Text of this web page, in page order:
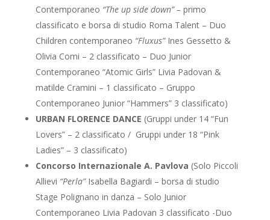
Contemporaneo “The up side down” – primo
classificato e borsa di studio Roma Talent – Duo
Children contemporaneo “Fluxus”Ines Gessetto &
Olivia Comi – 2 classificato – Duo Junior
Contemporaneo “Atomic Girls” Livia Padovan &
matilde Cramini – 1 classificato – Gruppo
Contemporaneo Junior “Hammers” 3 classificato)
URBAN FLORENCE DANCE (Gruppi under 14 “Fun
Lovers” – 2 classificato / Gruppi under 18 “Pink
Ladies” – 3 classificato)
Concorso Internazionale A. Pavlova (Solo Piccoli
Allievi “Perla”Isabella Bagiardi – borsa di studio
Stage Polignano in danza – Solo Junior
Contemporaneo Livia Padovan 3 classificato -Duo